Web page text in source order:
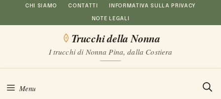
al
CHI SIAMO CONTATTI INFORMATIVA SULLA PRIVACY
NOTE LEGALI
Trucchi della Nonna
I trucchi di Nonna Pina, dalla Costiera
Menu